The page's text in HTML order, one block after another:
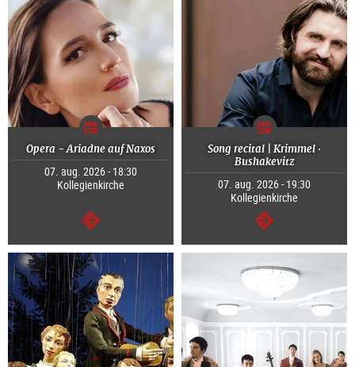
Opera - Ariadne auf Naxos
07. aug. 2026 - 18:30
Kollegienkirche
Tovább
Song recital | Krimmel ·
Bushakevitz
07. aug. 2026 - 19:30
Kollegienkirche
Tovább